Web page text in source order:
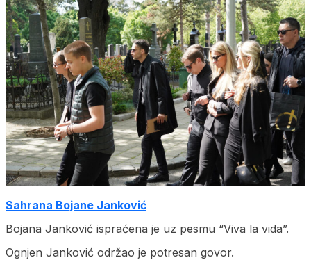
Sahrana Bojane Janković
Bojana Janković ispraćena je uz pesmu “Viva la vida”.
Ognjen Janković održao je potresan govor.